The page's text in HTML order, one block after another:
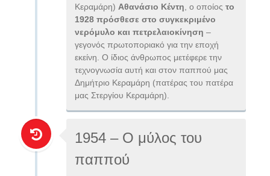
Κεραμάρη) Αθανάσιο Κέντη, ο οποίος το
1928 πρόσθεσε στο συγκεκριμένο
νερόμυλο και πετρελαιοκίνηση –
γεγονός πρωτοποριακό για την εποχή
εκείνη. Ο ίδιος άνθρωπος μετέφερε την
τεχνογνωσία αυτή και στον παππού μας
Δημήτριο Κεραμάρη (πατέρας του πατέρα
μας Στεργίου Κεραμάρη).
1954 – Ο μύλος του
παππού